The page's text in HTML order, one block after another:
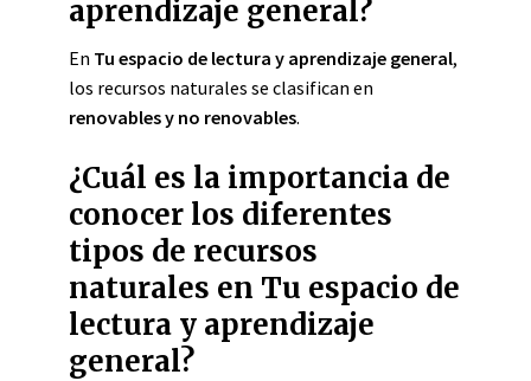
aprendizaje general?
En Tu espacio de lectura y aprendizaje general,
los recursos naturales se clasifican en
renovables y no renovables.
¿Cuál es la importancia de
conocer los diferentes
tipos de recursos
naturales en Tu espacio de
lectura y aprendizaje
general?